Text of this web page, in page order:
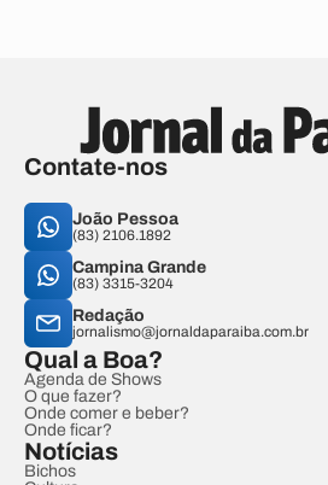
Contate-nos
João Pessoa
(83) 2106.1892
Campina Grande
(83) 3315-3204
Redação
jornalismo@jornaldaparaiba.com.br
Qual a Boa?
Agenda de Shows
O que fazer?
Onde comer e beber?
Onde ficar?
Notícias
Bichos